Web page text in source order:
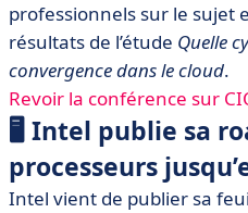
professionnels sur le sujet
résultats de l’étude Quelle
convergence dans le cloud.
Revoir la conférence sur
🖥️ Intel publie sa
processeurs
Intel vient de publier sa